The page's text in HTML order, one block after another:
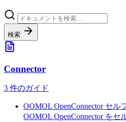
検索
Connector
3 件のガイド
OOMOL OpenConnector セル
OOMOL OpenConnector を